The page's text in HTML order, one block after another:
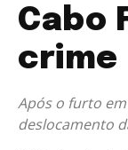
Cabo
crime
Após o furto
deslocamento